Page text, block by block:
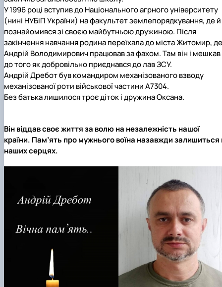
У 1996 році вступив до Національного агрного університету
(нині НУБіП України) на факультет землепорядкування, де й
познайомився зі своєю майбутньою дружиною. Після
закінчення навчання родина переїхала до міста Житомир, де
Андрій Володимирович працював за фахом. Там він і мешкав
до того як добровільно приєднався до лав ЗСУ.
Андрій Дребот був командиром механізованого взводу
механізованої роти військової частини А7304.
Без батька лишилося троє діток і дружина Оксана.
Він віддав своє життя за волю на незалежність нашої
країни. Пам’ять про мужнього воїна назавжди залишиться
наших серцях.